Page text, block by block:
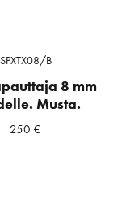
SPXTX08/B
8 mm
Musta.
250€